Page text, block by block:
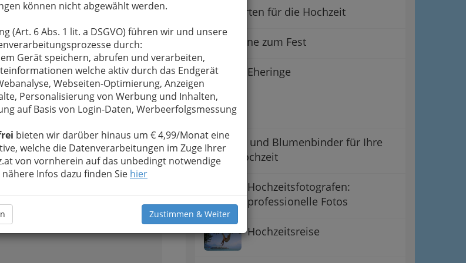
können nicht abgewählt werden.
(Art. 6 Abs. 1 lit. a DSGVO) führen wir und unsere
durch:
Gerät speichern, abrufen und verarbeiten,
welche aktiv durch das Endgerät
Webseiten-Optimierung, Anzeigen
Personalisierung von Werbung und Inhalten,
auf Basis von Login-Daten, Werbeerfolgsmessung
bieten wir darüber hinaus um € 4,99/Monat eine
welche die Datenverarbeitungen im Zuge Ihrer
von vornherein auf das unbedingt notwendige
Infos dazu finden Sie hier
Zustimmen & Weiter
Hochzeit - Gemeinsam ans Werk
Alle Bezirke
Drucksorten für die Hochzeit
Edle Weine zum Fest
Eheringe
Floristen und Blumenbinder für Ihre
Traumhochzeit
Hochzeitsfotografen:
professionelle Fotos
Hochzeitsreise